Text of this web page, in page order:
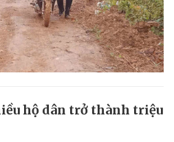
hộ dân trở thành triệu